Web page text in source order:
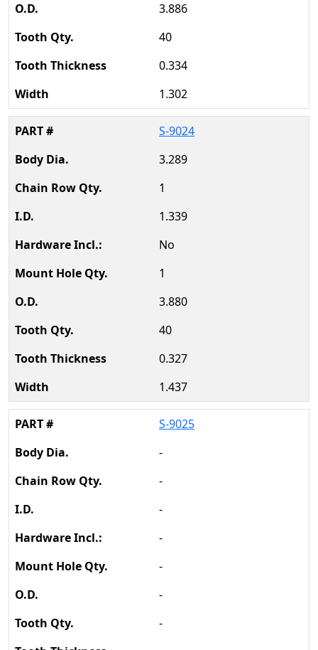
3.886
40
0.334
1.302
S-9024
3.289
1
1.339
No
1
3.880
40
0.327
1.437
S-9025
-
-
-
-
-
-
-